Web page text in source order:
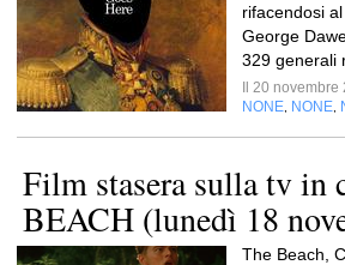
rifacendosi
George
329 generali
Il 20
NONE NONE
Film stasera sulla tv in
BEACH (lunedì 18
The Beach,